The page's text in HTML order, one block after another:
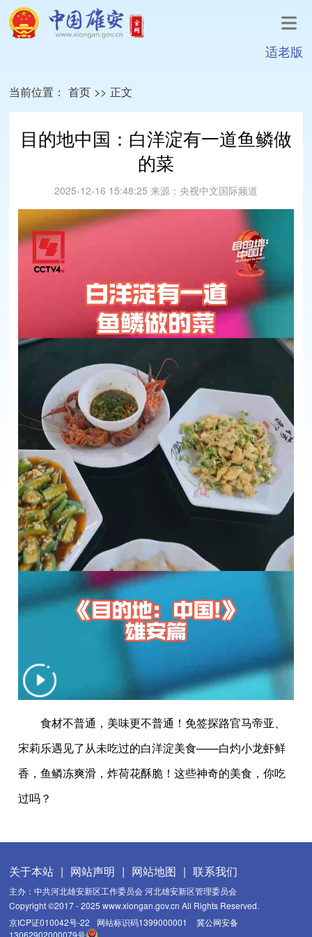
适老版
当前位置： 首页 >> 正文
目的地中国：白洋淀有一道鱼鳞做
的菜
2025-12-16 15:48:25 来源： 央视中文国际频道
食材不普通，美味更不普通！免签探路官马帝亚、
宋莉乐遇见了从未吃过的白洋淀美食——白灼小龙虾鲜
香，鱼鳞冻爽滑，炸荷花酥脆！这些神奇的美食，你吃
过吗？
关于本站 | 网站声明 | 网站地图 | 联系我们
主办：中共河北雄安新区工作委员会 河北雄安新区管理委员会
Copyright ©2017 - 2025 www.xiongan.gov.cn All Rights Reserved.
京ICP证010042号-22
网站标识码1399000001
冀公网安备
13062902000079号